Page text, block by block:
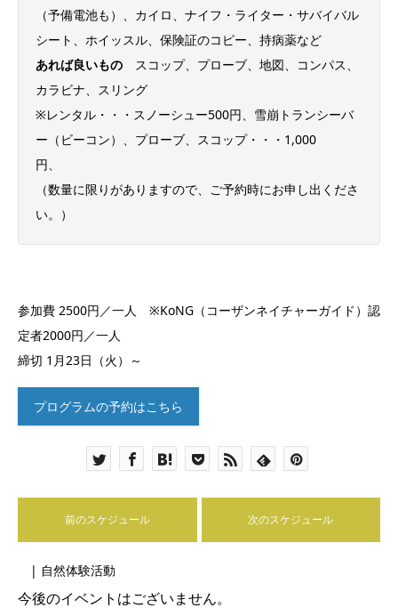
（予備電池も）、カイロ、ナイフ・ライター・サバイバル
シート、ホイッスル、保険証のコピー、持病薬など
あれば良いもの スコップ、プローブ、地図、コンパス、
カラビナ、スリング
※レンタル・・・スノーシュー500円、雪崩トランシーバ
ー（ビーコン）、プローブ、スコップ・・・1,000
円、
（数量に限りがありますので、ご予約時にお申し出くださ
い。）
参加費 2500円／一人 ※KoNG（コーザンネイチャーガイド）認
定者2000円／一人
締切 1月23日（火）～
プログラムの予約はこちら
前のスケジュール 次のスケジュール
| 自然体験活動
今後のイベントはございません。